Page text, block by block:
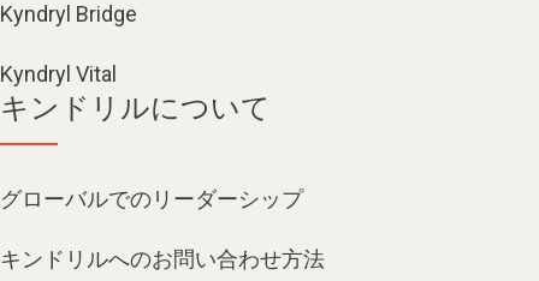
Kyndryl Bridge
Kyndryl Vital
キンドリルについて
グローバルでのリーダーシップ
キンドリルへのお問い合わせ方法